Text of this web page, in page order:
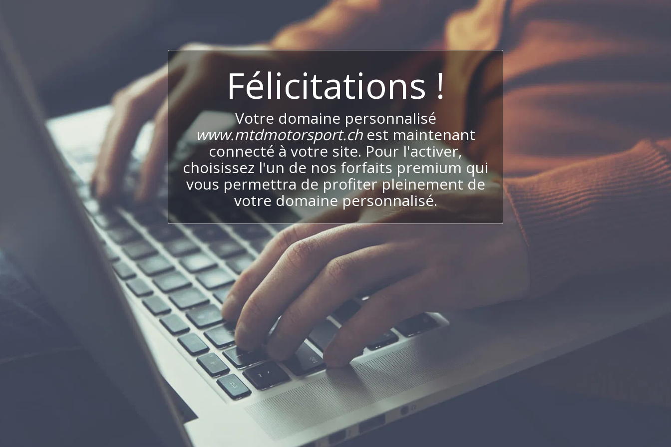
Félicitations !
Votre domaine personnalisé
www.mtdmotorsport.chest maintenant
connecté à votre site. Pour l'activer,
choisissez l'un de nos forfaits premium qui
vous permettra de profiter pleinement de
votre domaine personnalisé.